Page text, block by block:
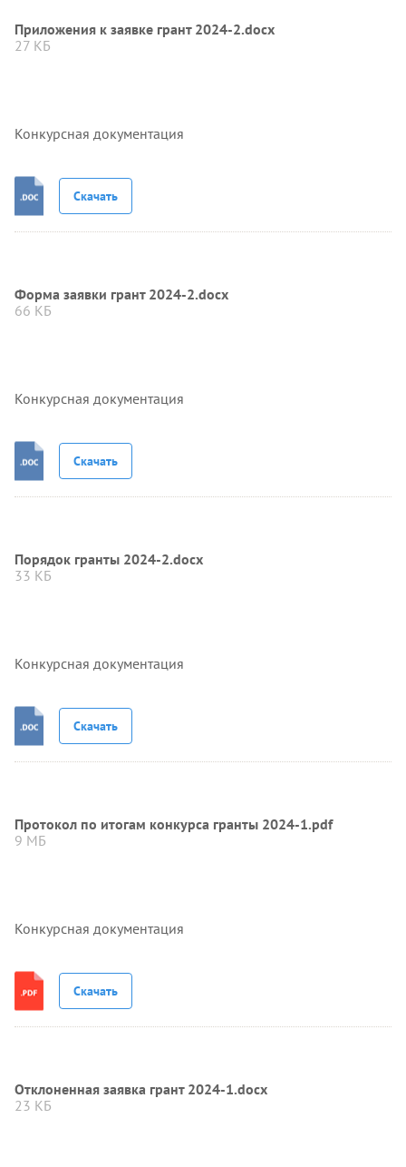
Приложения к заявке грант 2024-2.docx
27 КБ
Конкурсная документация
Скачать
Форма заявки грант 2024-2.docx
66 КБ
Конкурсная документация
Скачать
Порядок гранты 2024-2.docx
33 КБ
Конкурсная документация
Скачать
Протокол по итогам конкурса гранты 2024-1.pdf
9 МБ
Конкурсная документация
Скачать
Отклоненная заявка грант 2024-1.docx
23 КБ